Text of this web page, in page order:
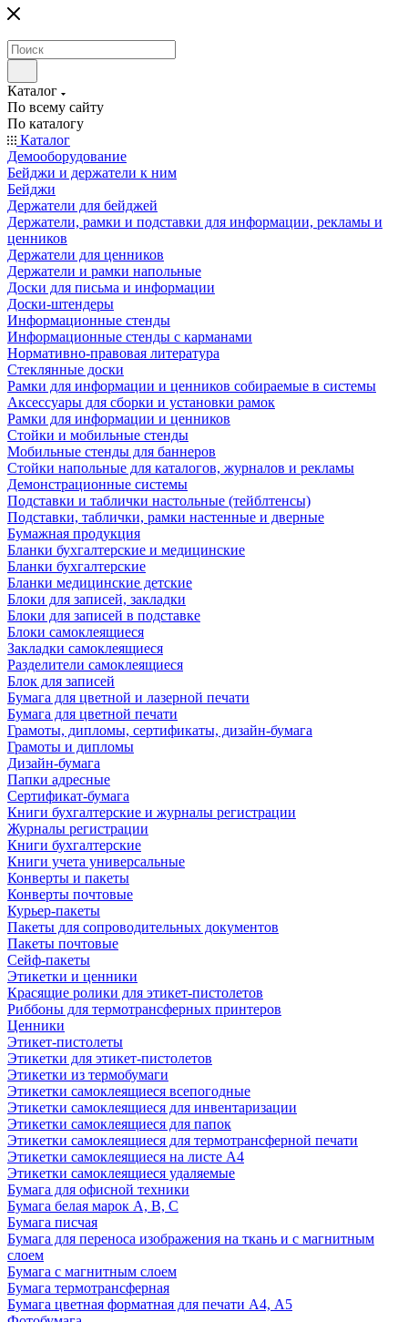
Каталог
По всему сайту
По каталогу
Каталог
Демооборудование
Бейджи и держатели к ним
Бейджи
Держатели для бейджей
Держатели, рамки и подставки для информации, рекламы и
ценников
Держатели для ценников
Держатели и рамки напольные
Доски для письма и информации
Доски-штендеры
Информационные стенды
Информационные стенды с карманами
Нормативно-правовая литература
Стеклянные доски
Рамки для информации и ценников собираемые в системы
Аксессуары для сборки и установки рамок
Рамки для информации и ценников
Стойки и мобильные стенды
Мобильные стенды для баннеров
Стойки напольные для каталогов, журналов и рекламы
Демонстрационные системы
Подставки и таблички настольные (тейблтенсы)
Подставки, таблички, рамки настенные и дверные
Бумажная продукция
Бланки бухгалтерские и медицинские
Бланки бухгалтерские
Бланки медицинские детские
Блоки для записей, закладки
Блоки для записей в подставке
Блоки самоклеящиеся
Закладки самоклеящиеся
Разделители самоклеящиеся
Блок для записей
Бумага для цветной и лазерной печати
Бумага для цветной печати
Грамоты, дипломы, сертификаты, дизайн-бумага
Грамоты и дипломы
Дизайн-бумага
Папки адресные
Сертификат-бумага
Книги бухгалтерские и журналы регистрации
Журналы регистрации
Книги бухгалтерские
Книги учета универсальные
Конверты и пакеты
Конверты почтовые
Курьер-пакеты
Пакеты для сопроводительных документов
Пакеты почтовые
Сейф-пакеты
Этикетки и ценники
Красящие ролики для этикет-пистолетов
Риббоны для термотрансферных принтеров
Ценники
Этикет-пистолеты
Этикетки для этикет-пистолетов
Этикетки из термобумаги
Этикетки самоклеящиеся всепогодные
Этикетки самоклеящиеся для инвентаризации
Этикетки самоклеящиеся для папок
Этикетки самоклеящиеся для термотрансферной печати
Этикетки самоклеящиеся на листе А4
Этикетки самоклеящиеся удаляемые
Бумага для офисной техники
Бумага белая марок А, В, С
Бумага писчая
Бумага для переноса изображения на ткань и с магнитным
слоем
Бумага с магнитным слоем
Бумага термотрансферная
Бумага цветная форматная для печати А4, А5